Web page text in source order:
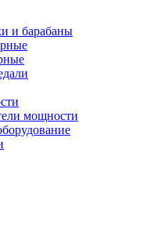
и барабаны
мощности